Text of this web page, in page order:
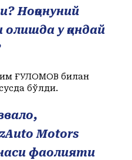
Ноқонуний
у қандай
ҒУЛОМОВ билан
бўлди.
Motors
фаолияти